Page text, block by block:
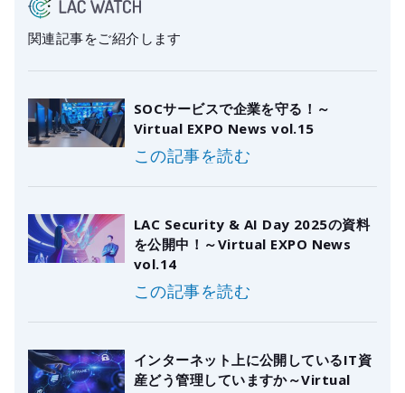
関連記事をご紹介します
SOCサービスで企業を守る！～
Virtual EXPO News vol.15
この記事を読む
LAC Security & AI Day 2025の資料
を公開中！～Virtual EXPO News
vol.14
この記事を読む
インターネット上に公開しているIT資
産どう管理していますか～Virtual